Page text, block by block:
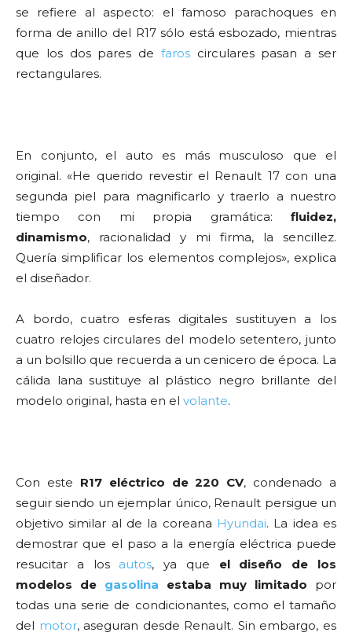
se refiere al aspecto: el famoso parachoques en
forma de anillo del R17 sólo está esbozado, mientras
que los dos pares de faroscirculares pasan a ser
rectangulares.
En conjunto, el auto es más musculoso que el
original. «He querido revestir el Renault 17 con una
segunda piel para magnificarlo y traerlo a nuestro
tiempo con mi propia gramática: fluidez,
dinamismo, racionalidad y mi firma, la sencillez.
Quería simplificar los elementos complejos», explica
el diseñador.
A bordo, cuatro esferas digitales sustituyen a los
cuatro relojes circulares del modelo setentero, junto
a un bolsillo que recuerda a un cenicero de época. La
cálida lana sustituye al plástico negro brillante del
modelo original, hasta en el volante.
Con este R17 eléctrico de 220 CV, condenado a
seguir siendo un ejemplar único, Renault persigue un
objetivo similar al de la coreana Hyundai. La idea es
demostrar que el paso a la energía eléctrica puede
resucitar a los autos, ya que el diseño de los
modelos de gasolina estaba muy limitado por
todas una serie de condicionantes, como el tamaño
del motor, aseguran desde Renault. Sin embargo, es